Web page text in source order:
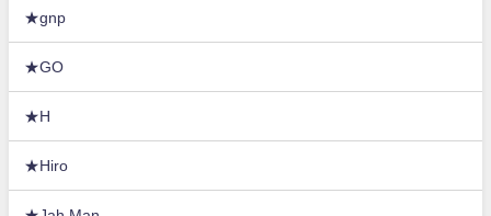
★gnp
★GO
★H
★Hiro